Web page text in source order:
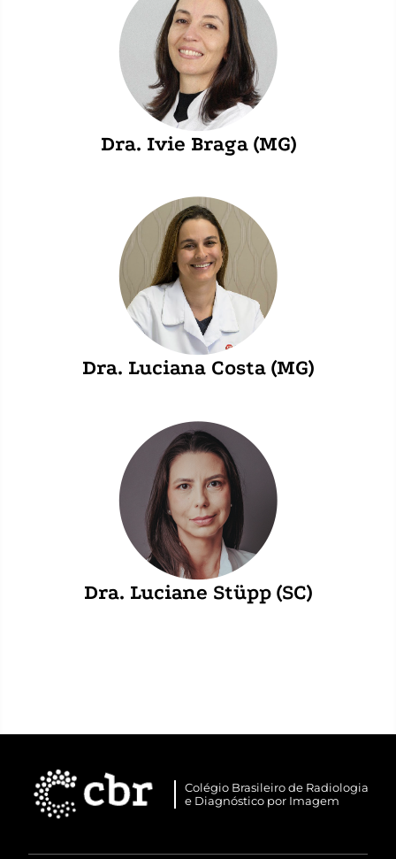
Dra. Ivie Braga (MG)
Dra. Luciana Costa (MG)
Dra. Luciane Stüpp (SC)
Colégio Brasileiro de Radiologia
e Diagnóstico por Imagem